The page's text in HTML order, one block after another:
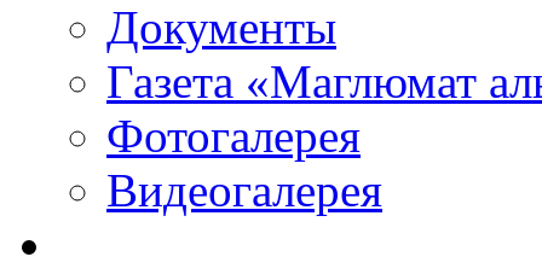
Документы
Газета «Маглюмат
Фотогалерея
Видеогалерея